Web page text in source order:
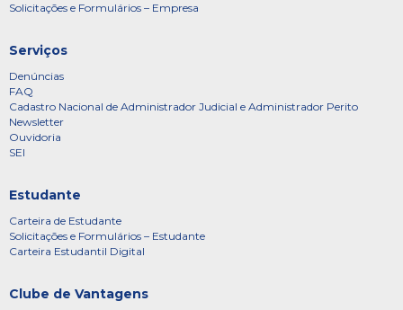
Solicitações e Formulários – Empresa
Serviços
Denúncias
FAQ
Cadastro Nacional de Administrador Judicial e Administrador Perito
Newsletter
Ouvidoria
SEI
Estudante
Carteira de Estudante
Solicitações e Formulários – Estudante
Carteira Estudantil Digital
Clube de Vantagens